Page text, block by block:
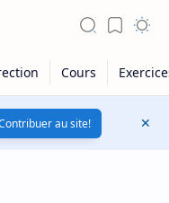
au site!